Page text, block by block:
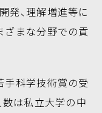
発、理解増進等に
ざまな分野での貢
手科学技術賞の受
は私立大学の中